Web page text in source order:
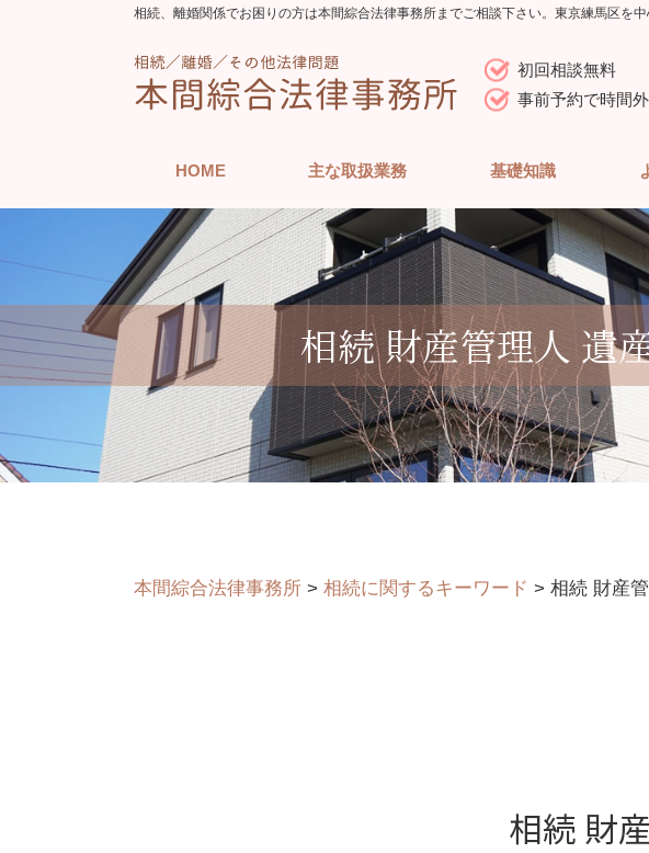
相続 財産管理人 遺
相続、離婚関係でお困りの方は本間綜合法律事務所までご相談下さい。東京練馬区を
初回相談無料
事前予約で時間
HOME 主な取扱業務 基礎知識
本間綜合法律事務所 > 相続に関するキーワード > 相続 財産
相続 財